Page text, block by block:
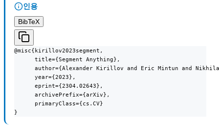
인용
BibTeX
@misc{kirillov2023segment,
      title={Segment Anything},
author={Alexander Kirillov and Eric Mintun and
      year={2023},
      eprint={2304.02643},
      archivePrefix={arXiv},
      primaryClass={cs.CV}
}